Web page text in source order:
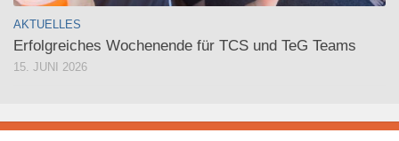
AKTUELLES
Erfolgreiches Wochenende für TCS und TeG Teams
15. JUNI 2026